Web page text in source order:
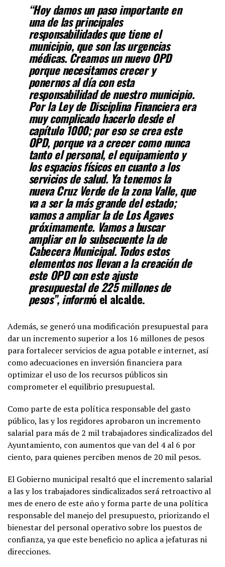
“Hoy damos un paso importante en
una de las principales
responsabilidades que tiene el
municipio, que son las urgencias
médicas. Creamos un nuevo OPD
porque necesitamos crecer y
ponernos al día con esta
responsabilidad de nuestro municipio.
Por la Ley de Disciplina Financiera era
muy complicado hacerlo desde el
capítulo 1000; por eso se crea este
OPD, porque va a crecer como nunca
tanto el personal, el equipamiento y
los espacios físicos en cuanto a los
servicios de salud. Ya tenemos la
nueva Cruz Verde de la zona Valle, que
va a ser la más grande del estado;
vamos a ampliar la de Los Agaves
próximamente. Vamos a buscar
ampliar en lo subsecuente la de
Cabecera Municipal. Todos estos
elementos nos llevan a la creación de
este OPD con este ajuste
presupuestal de 225 millones de
pesos”, informó el alcalde.
Además, se generó una modificación presupuestal para
dar un incremento superior a los 16 millones de pesos
para fortalecer servicios de agua potable e internet, así
como adecuaciones en inversión financiera para
optimizar el uso de los recursos públicos sin
comprometer el equilibrio presupuestal.
Como parte de esta política responsable del gasto
público, las y los regidores aprobaron un incremento
salarial para más de 2 mil trabajadores sindicalizados del
Ayuntamiento, con aumentos que van del 4 al 6 por
ciento, para quienes perciben menos de 20 mil pesos.
El Gobierno municipal resaltó que el incremento salarial
a las y los trabajadores sindicalizados será retroactivo al
mes de enero de este año y forma parte de una política
responsable del manejo del presupuesto, priorizando el
bienestar del personal operativo sobre los puestos de
confianza, ya que este beneficio no aplica a jefaturas ni
direcciones.